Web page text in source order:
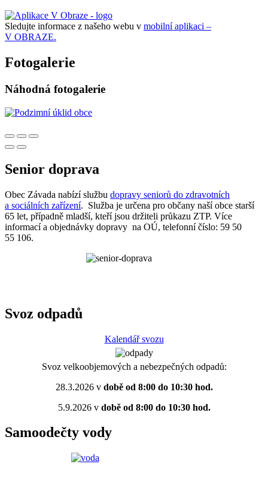
Sledujte informace z našeho webu v mobilní aplikaci –
V OBRAZE.
Fotogalerie
Náhodná fotogalerie
Senior doprava
Obec Závada nabízí službu dopravy seniorů do zdravotních
a sociálních zařízení. Služba je určena pro občany naší obce starší
65 let, případně mladší, kteří jsou držiteli průkazu ZTP. Více
informací a objednávky dopravy na OÚ, telefonní číslo: 59 50
55 106.
Svoz odpadů
Kalendář svozu
Svoz velkoobjemových a nebezpečných odpadů:
28.3.2026 vdobě od 8:00 do 10:30 hod.
5.9.2026 vdobě od 8:00 do 10:30 hod.
Samoodečty vody